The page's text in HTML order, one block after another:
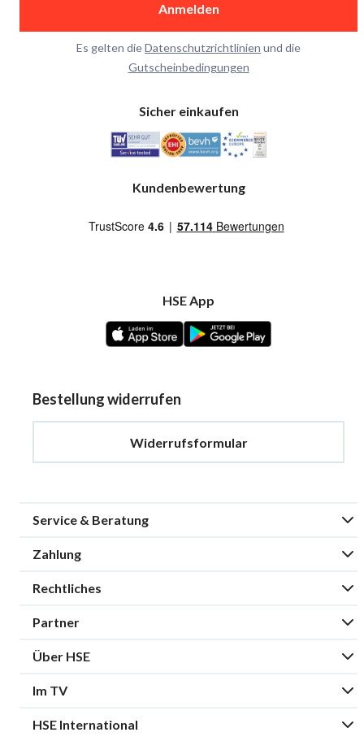
Anmelden
Es gelten dieDatenschutzrichtlinien und die
Gutscheinbedingungen
Sicher einkaufen
Kundenbewertung
HSE App
Bestellung widerrufen
Widerrufsformular
Service & Beratung
Zahlung
Rechtliches
Partner
Über HSE
Im TV
HSE International